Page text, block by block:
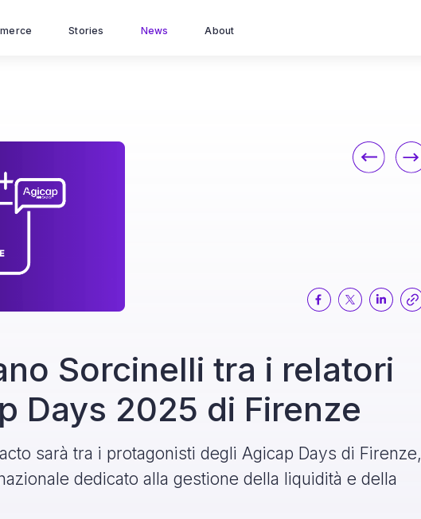
Stories News About
Sorcinelli tra i relatori
Days 2025 di Firenze
sarà tra i protagonisti degli Agicap Days di Firenze,
dedicato alla gestione della liquidità e della